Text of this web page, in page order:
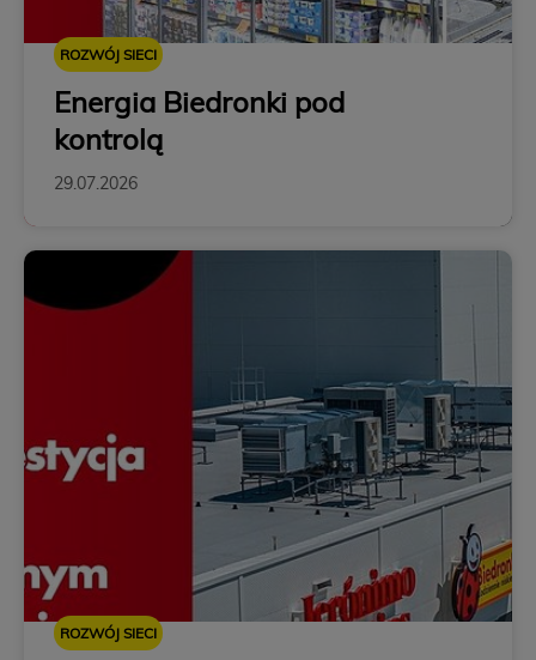
ROZWÓJ SIECI
Energia Biedronki pod
kontrolą
29.07.2026
ROZWÓJ SIECI